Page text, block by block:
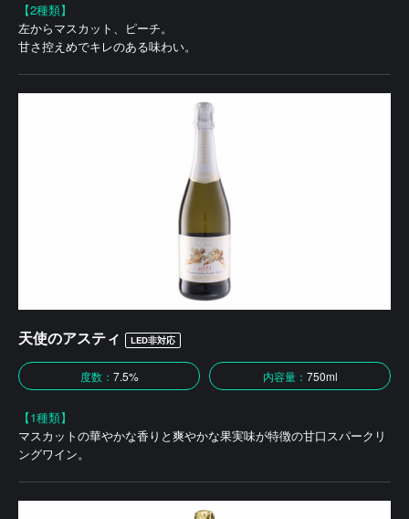
【2種類】
左からマスカット、ピーチ。
甘さ控えめでキレのある味わい。
天使のアスティ LED非対応
度数： 7.5% 内容量： 750ml
【1種類】
マスカットの華やかな香りと爽やかな果実味が特徴の甘口スパークリ
ングワイン。